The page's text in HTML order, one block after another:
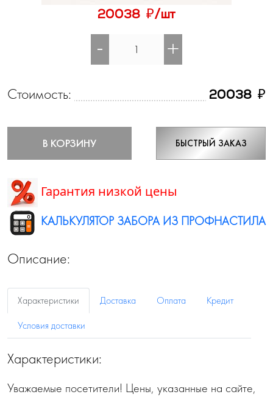
20038 ₽/шт
- +
Стоимость: 20038 ₽
В КОРЗИНУ БЫСТРЫЙ ЗАКАЗ
Гарантия низкой цены
КАЛЬКУЛЯТОР ЗАБОРА ИЗ ПРОФНАСТИЛА
Описание:
Характеристики Доставка Оплата
Кредит
Условия доставки
Характеристики:
Уважаемые посетители! Цены, указанные на сайте,